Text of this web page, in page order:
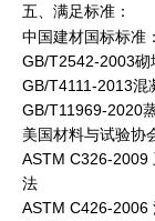
五、满足标准：
中国建材国标标准：
GB/T2542-2003砌
GB/T4111-2013混
GB/T11969-2020
美国材料与试验协
ASTM C326-2009
法
ASTM C426-2006